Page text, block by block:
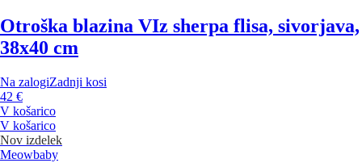
Otroška blazina VIz sherpa flisa, sivorjava,
38x40 cm
Na zalogiZadnji kosi
42 €
V košarico
V košarico
Nov izdelek
Meowbaby